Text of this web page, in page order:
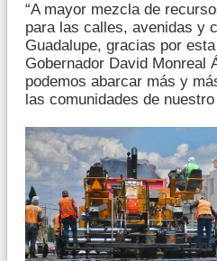
“A mayor mezcla de
para las calles, avenidas y
Guadalupe, gracias por
Gobernador David Monreal
podemos abarcar más y
las comunidades de